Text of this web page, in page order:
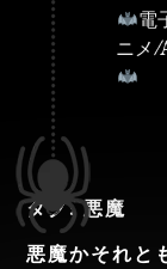
電
ニメ/
タグ:悪魔
悪魔かそれと